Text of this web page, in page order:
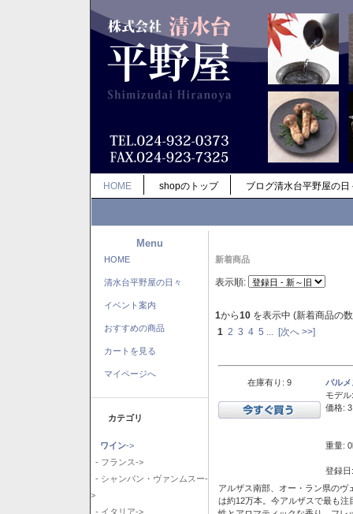
HOME shopのトップ ブログ清水台平野屋の日
Menu
HOME
清水台平野屋の日々
イベント案内
おすすめの商品
カートを見る
マイページへ
カテゴリ
ワイン->
- フランス->
- シャンパン・ヴァンムスー-
>
- イタリア->
新着商品
表示順:
1から10 を表示中 (新着商品の
1 2 3 4 5 [次へ >>]
在庫有り: 9
バル
モデル:
価格:
重量:
登録
アルザス南部、オー・ラン県の
は約12万本。今アルザスで最も